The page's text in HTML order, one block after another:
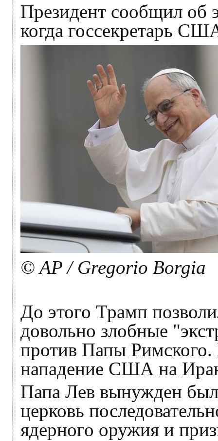
Президент сообщил об
когда госсекретарь
© AP / Gregorio Borgia
До этого Трамп
довольно злобные
против Папы Римского.
нападение США на
Папа Лев вынужден был
церковь
ядерного оружия и